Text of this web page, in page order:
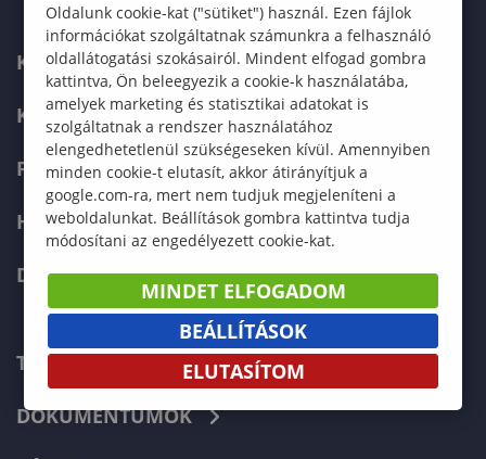
KARUNK
KÉPZÉSEK
FELVÉTELIZŐKNEK
HALLGATÓKNAK
DOKTORI ISKOLA
TELEFONKÖNYV
DOKUMENTUMOK
Oldalunk cookie-kat ("sütiket") használ. Ezen fájlok
információkat szolgáltatnak számunkra a felhasználó
oldallátogatási szokásairól. Mindent elfogad gombra
kattintva, Ön beleegyezik a cookie-k használatába,
amelyek marketing és statisztikai adatokat is
szolgáltatnak a rendszer használatához
elengedhetetlenül szükségeseken kívül. Amennyiben
minden cookie-t elutasít, akkor átirányítjuk a
google.com-ra, mert nem tudjuk megjeleníteni a
weboldalunkat. Beállítások gombra kattintva tudja
módosítani az engedélyezett cookie-kat.
MINDET ELFOGADOM
BEÁLLÍTÁSOK
ELUTASÍTOM